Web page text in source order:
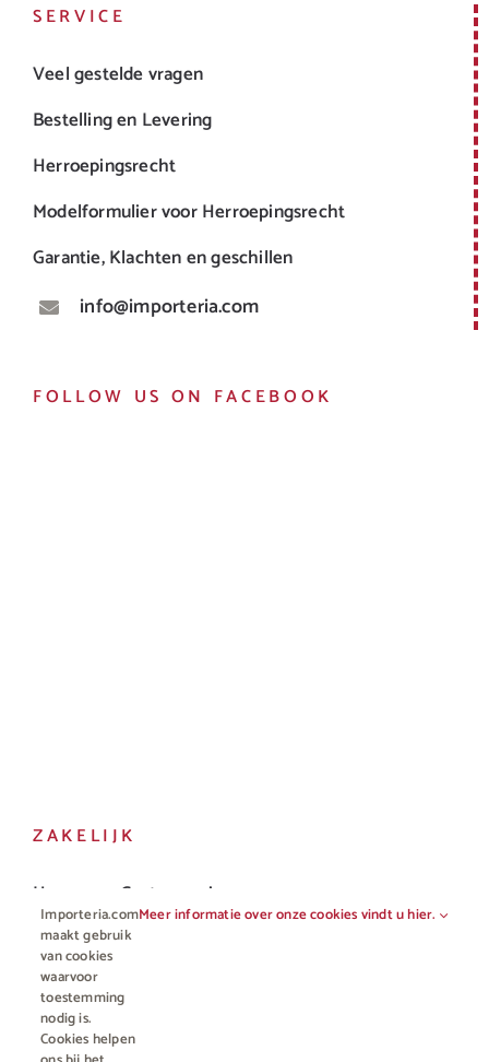
SERVICE
Veel gestelde vragen
Bestelling en Levering
Herroepingsrecht
Modelformulier voor Herroepingsrecht
Garantie, Klachten en geschillen
info@importeria.com
FOLLOW US ON FACEBOOK
ZAKELIJK
Horeca en Gastronomie
Vakhandel
Importeria.com
maakt gebruik
van cookies
waarvoor
toestemming
nodig is.
Cookies helpen
Meer informatie over onze cookies vindt u hier.